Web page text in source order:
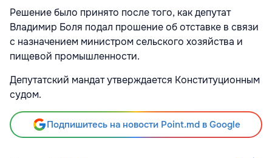
Решение было принято после того, как депутат
Владимир Боля подал прошение об отставке в связи
с назначением министром сельского хозяйства и
пищевой промышленности.
Депутатский мандат утверждается Конституционным
судом.
Подпишитесь на новости Point.md в Google